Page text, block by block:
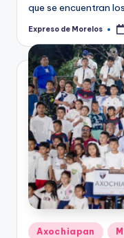
que se encuentran
Publicado
Expreso de Morelos
Publicado
Axochiapan